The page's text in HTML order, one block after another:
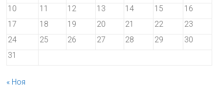
10
11 12 13 14 15
16
17
18 19 20 21 22
23
24
25 26 27 28 29
30
31
« Ноя